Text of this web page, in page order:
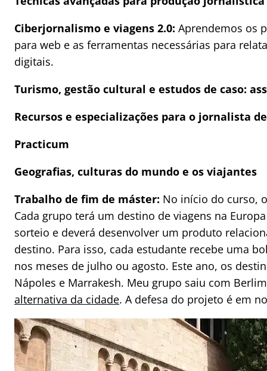
Ciberjornalismo e viagens 2.0: Aprendemos os
para web e as ferramentas necessárias para
digitais.
Turismo, gestão cultural e estudos de caso:
Recursos e especializações para o jornalista
Practicum
Geografias, culturas do mundo e os viajantes
Trabalho de fim de máster: No início do curso,
Cada grupo terá um destino de viagens na
sorteio e deverá desenvolver um produto
destino. Para isso, cada estudante recebe uma
nos meses de julho ou agosto. Este ano, os
Nápoles e Marrakesh. Meu grupo saiu com
alternativa da cidade. A defesa do projeto é em